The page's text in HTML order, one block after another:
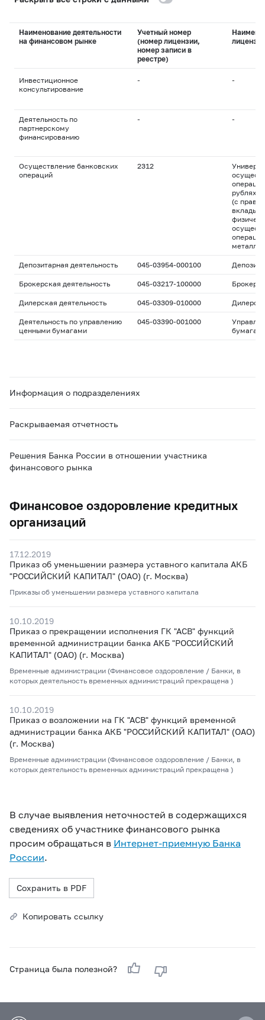
Наименование деятельности
на финансовом рынке
Учетный номер
(номер лицензии,
номер записи в
реестре)
лицензии
Инвестиционное
консультирование
- -
Деятельность по
партнерскому
финансированию
- -
Осуществление банковских
операций
2312
рублях и
(с
вклады
Депозитарная деятельность 045-03954-000100
Брокерская деятельность 045-03217-100000
Дилерская деятельность 045-03309-010000
Деятельность по управлению
ценными бумагами
045-03390-001000
Информация о подразделениях
Раскрываемая отчетность
Решения Банка России в отношении участника
финансового рынка
Финансовое оздоровление кредитных
организаций
17.12.2019
Приказ об уменьшении размера уставного капитала АКБ
"РОССИЙСКИЙ КАПИТАЛ" (ОАО) (г. Москва)
Приказы об уменьшении размера уставного капитала
10.10.2019
Приказ о прекращении исполнения ГК "АСВ" функций
временной администрации банка АКБ "РОССИЙСКИЙ
КАПИТАЛ" (ОАО) (г. Москва)
Временные администрации (Финансовое оздоровление / Банки, в
которых деятельность временных администраций прекращена )
10.10.2019
Приказ о возложении на ГК "АСВ" функций временной
администрации банка АКБ "РОССИЙСКИЙ КАПИТАЛ" (ОАО)
(г. Москва)
Временные администрации (Финансовое оздоровление / Банки, в
которых деятельность временных администраций прекращена )
В случае выявления неточностей в содержащихся
сведениях об участнике финансового рынка
просим обращаться в Интернет-приемную Банка
России.
Сохранить в PDF
Копировать ссылку
Страница была полезной?